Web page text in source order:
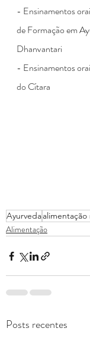
- Ensinamentos
de Formação em
Dhanvantari
- Ensinamentos
do Cítara
Ayurvedaalimentação
Alimentação
Posts recentes